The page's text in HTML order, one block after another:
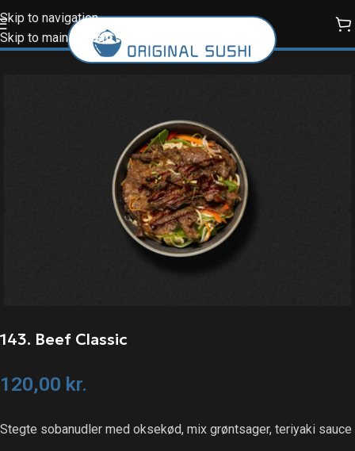
Skip to navigation
Skip to main content
143. Beef Classic
120,00 kr.
Stegte sobanudler med oksekød, mix grøntsager, teriyaki sauce